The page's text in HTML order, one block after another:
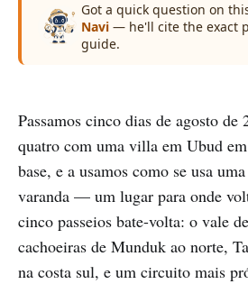
Got a quick question on
Navi — he'll cite the exact
guide.
Passamos cinco dias de agosto
quatro com uma villa em Ubud
base, e a usamos como se usa
varanda — um lugar para onde
cinco passeios bate-volta: o vale
cachoeiras de Munduk ao norte,
na costa sul, e um circuito mais